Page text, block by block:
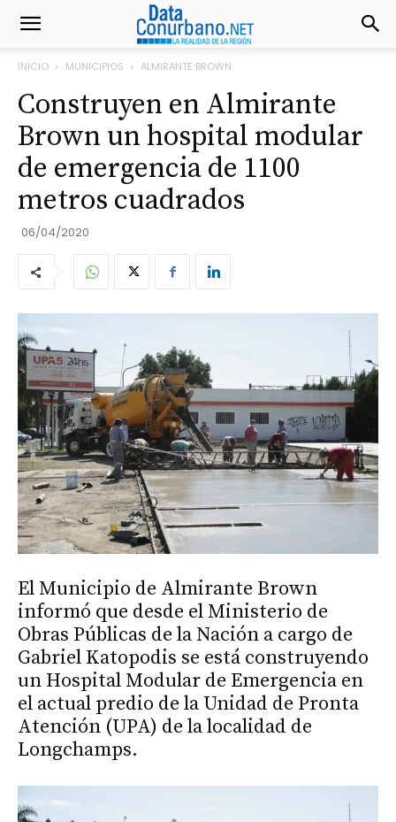
INICIO MUNICIPIOS ALMIRANTE BROWN
Construyen en Almirante
Brown un hospital modular
de emergencia de 1100
metros cuadrados
06/04/2020
El Municipio de Almirante Brown
informó que desde el Ministerio de
Obras Públicas de la Nación a cargo de
Gabriel Katopodis se está construyendo
un Hospital Modular de Emergencia en
el actual predio de la Unidad de Pronta
Atención (UPA) de la localidad de
Longchamps.